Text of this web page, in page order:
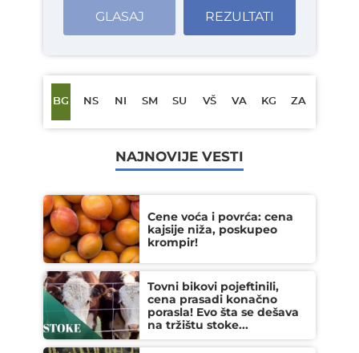
GLASAJ REZULTATI
BG NS NI SM SU VŠ VA KG ZA
NAJNOVIJE VESTI
Cene voća i povrća: cena
kajsije niža, poskupeo
krompir!
Tovni bikovi pojeftinili,
cena prasadi konačno
porasla! Evo šta se dešava
na tržištu stoke...